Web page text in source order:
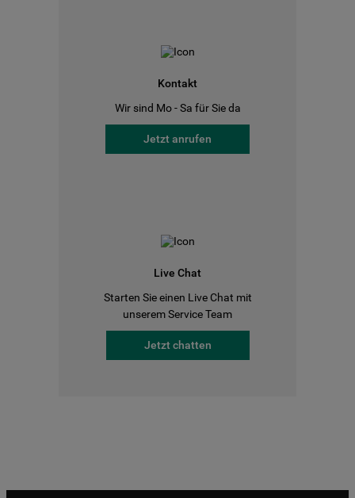
Kontakt
Wir sind Mo - Sa für Sie da
Jetzt anrufen
Live Chat
Starten Sie einen Live Chat mit
unserem Service Team
Jetzt chatten